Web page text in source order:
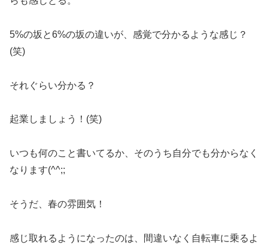
5%の坂と6%の坂の違いが、感覚で分かるような感じ？
(笑)
それぐらい分かる？
起業しましょう！(笑)
いつも何のこと書いてるか、そのうち自分でも分からなく
なります(^^;;
そうだ、春の雰囲気！
感じ取れるようになったのは、間違いなく自転車に乗るよ